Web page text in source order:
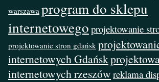
warszawa program do sklepu
internetowego projektowanie
projektowanie stron gdańsk
internetowych Gdańsk
internetowych rzeszów reklama